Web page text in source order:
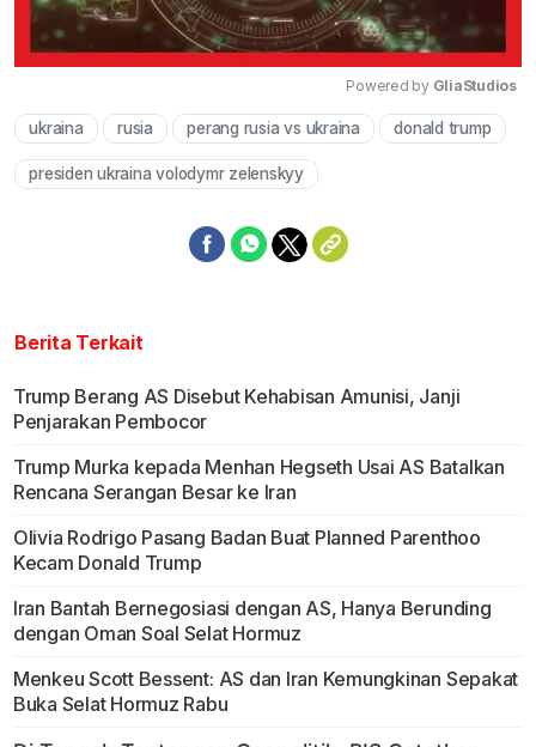
Mute
Powered by GliaStudios
ukraina rusia perang rusia vs ukraina donald trump
presiden ukraina volodymr zelenskyy
Berita Terkait
Trump Berang AS Disebut Kehabisan Amunisi, Janji
Penjarakan Pembocor
Trump Murka kepada Menhan Hegseth Usai AS Batalkan
Rencana Serangan Besar ke Iran
Olivia Rodrigo Pasang Badan Buat Planned Parenthoo
Kecam Donald Trump
Iran Bantah Bernegosiasi dengan AS, Hanya Berunding
dengan Oman Soal Selat Hormuz
Menkeu Scott Bessent: AS dan Iran Kemungkinan Sepakat
Buka Selat Hormuz Rabu